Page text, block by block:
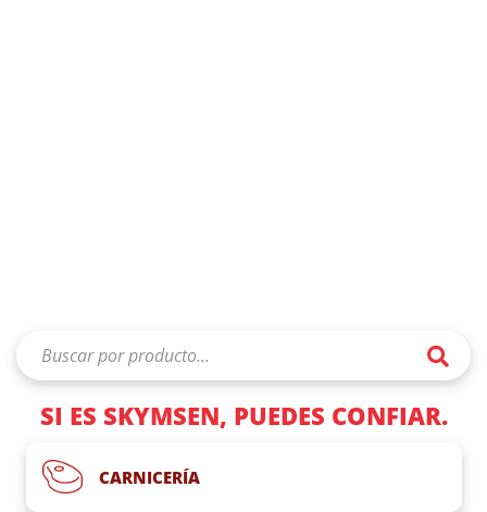
SI ES SKYMSEN, PUEDES CONFIAR.
CARNICERÍA